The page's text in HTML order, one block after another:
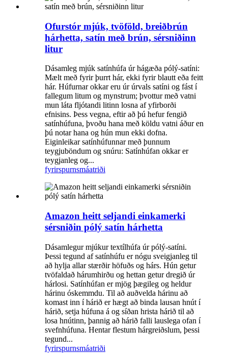
Ofurstór mjúk, tvöföld, breiðbrún
hárhetta, satín með brún, sérsniðinn
litur
Dásamleg mjúk satínhúfa úr hágæða pólý-satíni:
Mælt með fyrir þurrt hár, ekki fyrir blautt eða feitt
hár. Húfurnar okkar eru úr úrvals satíni og fást í
fallegum litum og mynstrum; þvottur með vatni
mun láta fljótandi litinn losna af yfirborði
efnisins. Þess vegna, eftir að þú hefur fengið
satínhúfuna, þvoðu hana með köldu vatni áður en
þú notar hana og hún mun ekki dofna.
Eiginleikar satínhúfunnar með þunnum
teygjuböndum og snúru: Satínhúfan okkar er
teygjanleg og...
fyrirspurnsmáatriði
Amazon heitt seljandi einkamerki
sérsniðin pólý satín hárhetta
Dásamlegur mjúkur textílhúfa úr pólý-satíni.
Þessi tegund af satínhúfu er nógu sveigjanleg til
að hylja allar stærðir höfuðs og hárs. Hún getur
tvöfaldað hárumhirðu og hettan getur dregið úr
hárlosi. Satínhúfan er mjög þægileg og heldur
hárinu óskemmdu. Til að auðvelda hárinu að
komast inn í hárið er hægt að binda lausan hnút í
hárið, setja húfuna á og síðan hrista hárið til að
losa hnútinn, þannig að hárið falli lauslega ofan í
svefnhúfuna. Hentar flestum hárgreiðslum, þessi
tegund...
fyrirspurnsmáatriði